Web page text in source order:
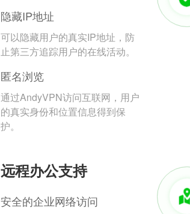
隐藏IP地址
可以隐藏用户的真实IP地址，防
止第三方追踪用户的在线活动。
匿名浏览
通过AndyVPN访问互联网，用户
的真实身份和位置信息得到保
护。
远程办公支持
安全的企业网络访问